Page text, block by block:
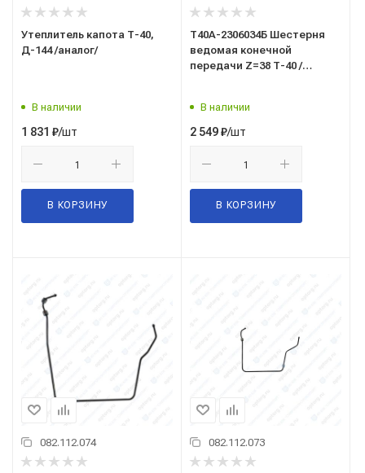
Утеплитель капота Т-40,
Д-144 /аналог/
В наличии
1 831 ₽/шт
В КОРЗИНУ
Т40А-2306034Б Шестерня
ведомая конечной
передачи Z=38 Т-40 /
В наличии
2 549₽/шт
В КОРЗИНУ
082.112.074 082.112.073